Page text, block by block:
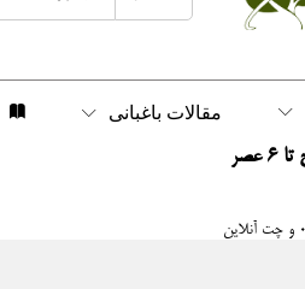
مقالات باغبانی